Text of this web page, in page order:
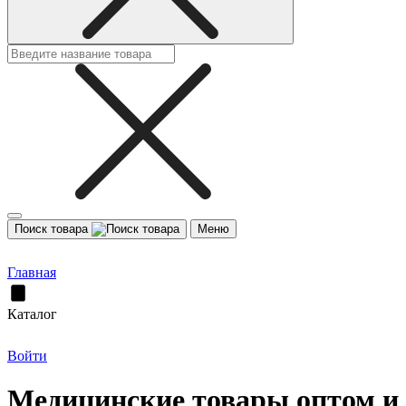
Поиск товара Меню
Главная
Каталог
Войти